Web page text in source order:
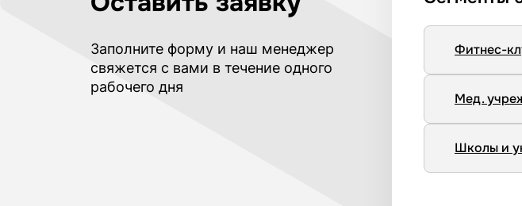
Заполните форму и наш менеджер
свяжется с вами в течение одного
рабочего дня
Фитнес-
Мед.
Школы и